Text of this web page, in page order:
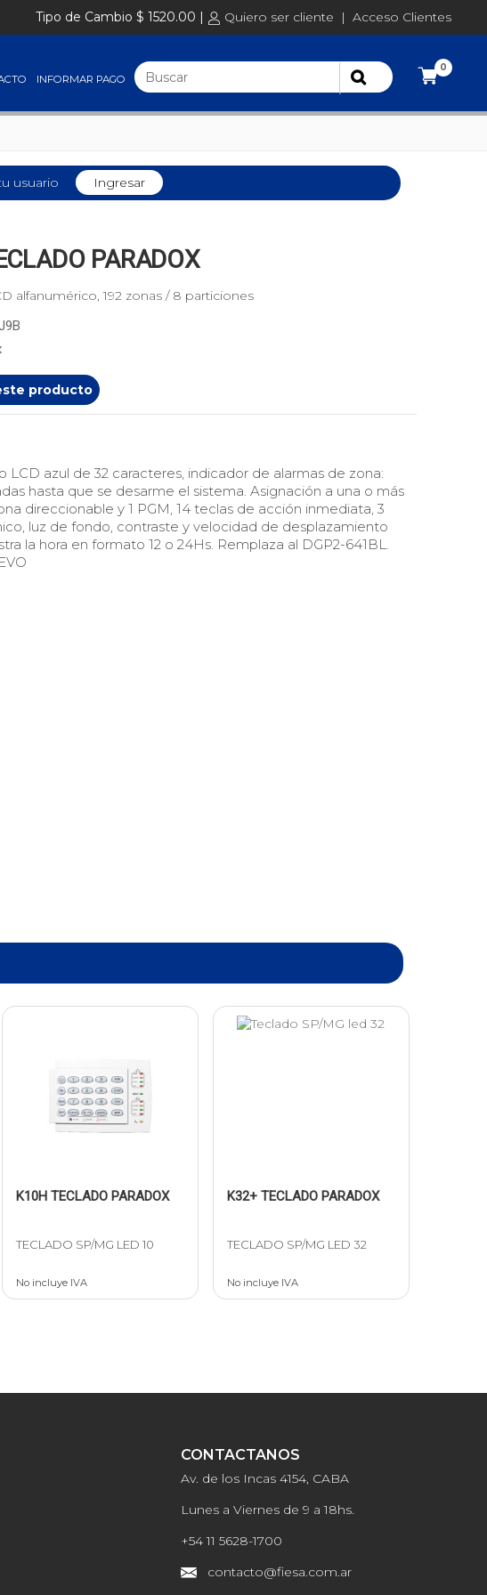
Tipo de Cambio $ 1520.00 | Quiero ser cliente | Acceso Clientes
0
INFORMAR PAGO
usuario Ingresar
PARADOX
alfanumérico, 192 zonas / 8 particiones
producto
LCD azul de 32 caracteres, indicador de alarmas de zona:
hasta que se desarme el sistema. Asignación a una o más
direccionable y 1 PGM, 14 teclas de acción inmediata, 3
luz de fondo, contraste y velocidad de desplazamiento
la hora en formato 12 o 24Hs. Remplaza al DGP2-641BL.
K10H TECLADO PARADOX
TECLADO SP/MG LED 10
No incluye IVA
K32+ TECLADO PARADOX
TECLADO SP/MG LED 32
No incluye IVA
CONTACTANOS
Av. de los Incas 4154, CABA
Lunes a Viernes de 9 a 18hs.
+54 11 5628-1700
contacto@fiesa.com.ar